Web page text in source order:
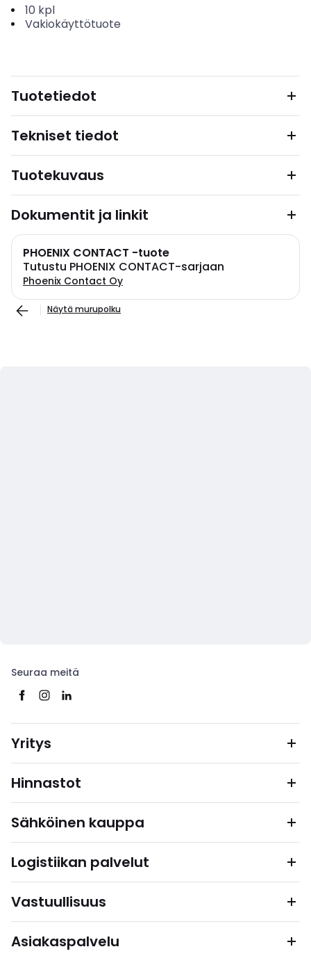
10 kpl
Vakiokäyttötuote
Tuotetiedot
Tekniset tiedot
Tuotekuvaus
Dokumentit ja linkit
PHOENIX CONTACT -tuote
Tutustu PHOENIX CONTACT-sarjaan
Phoenix Contact Oy
Näytä murupolku
Seuraa meitä
Yritys
Hinnastot
Sähköinen kauppa
Logistiikan palvelut
Vastuullisuus
Asiakaspalvelu